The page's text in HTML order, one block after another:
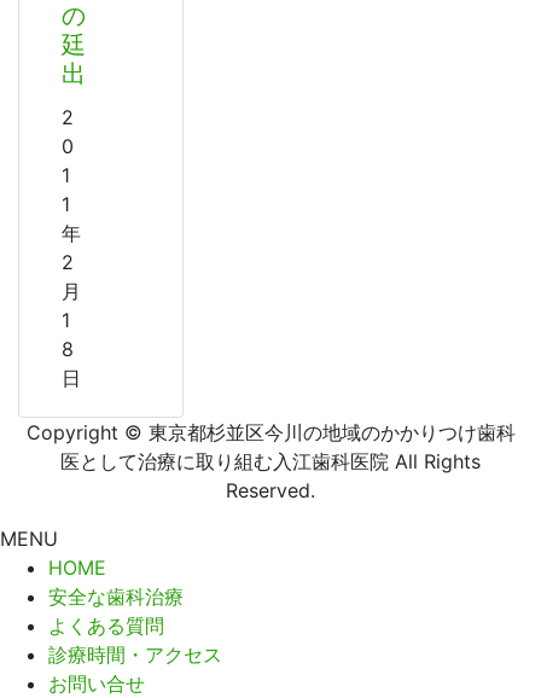
の
廷
出
2
0
1
1
年
2
月
1
8
日
Copyright © 東京都杉並区今川の地域のかかりつけ歯科
医として治療に取り組む入江歯科医院 All Rights
Reserved.
MENU
HOME
安全な歯科治療
よくある質問
診療時間・アクセス
お問い合せ